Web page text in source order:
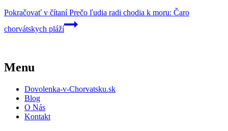
Pokračovať v čítaníPrečo ľudia radi chodia k moru: Čaro
chorvátskych pláží
Menu
Dovolenka-v-Chorvatsku.sk
Blog
O Nás
Kontakt